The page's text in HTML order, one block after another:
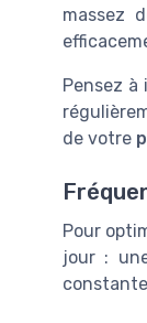
massez
Pensez
de votre
Pour
jour :